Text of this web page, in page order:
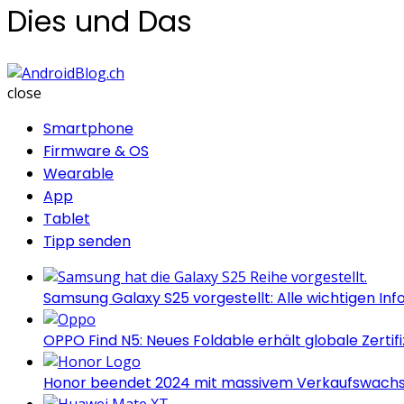
Dies und Das
close
Smartphone
Firmware & OS
Wearable
App
Tablet
Tipp senden
Samsung Galaxy S25 vorgestellt: Alle wichtigen
OPPO Find N5: Neues Foldable erhält globale
Honor beendet 2024 mit massivem